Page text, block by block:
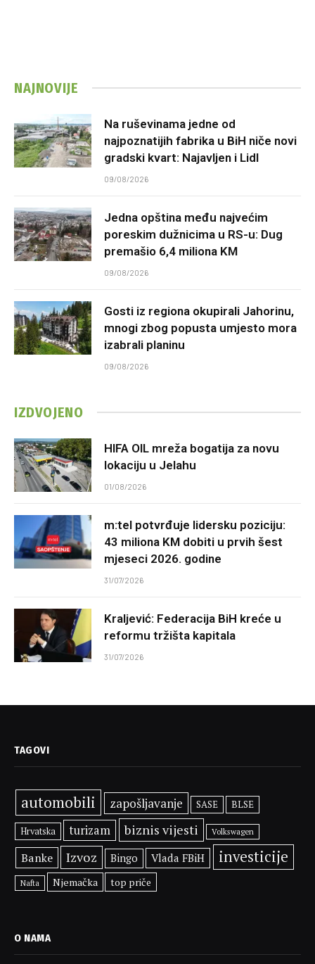
NAJNOVIJE
Na ruševinama jedne od
najpoznatijih fabrika u BiH niče novi
gradski kvart: Najavljen i Lidl
09/08/2026
Jedna opština među najvećim
poreskim dužnicima u RS-u: Dug
premašio 6,4 miliona KM
09/08/2026
Gosti iz regiona okupirali Jahorinu,
mnogi zbog popusta umjesto mora
izabrali planinu
09/08/2026
IZDVOJENO
HIFA OIL mreža bogatija za novu
lokaciju u Jelahu
01/08/2026
m:tel potvrđuje lidersku poziciju:
43 miliona KM dobiti u prvih šest
mjeseci 2026. godine
31/07/2026
Kraljević: Federacija BiH kreće u
reformu tržišta kapitala
31/07/2026
TAGOVI
automobili zapošljavanje SASE BLSE
Hrvatska turizam biznis vijesti Volkswagen
Banke Izvoz Bingo Vlada FBiH investicije
Nafta Njemačka top priče
O NAMA